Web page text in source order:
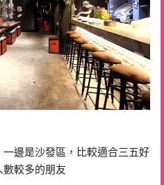
邊是沙發區，比較適合三五好
數較多的朋友